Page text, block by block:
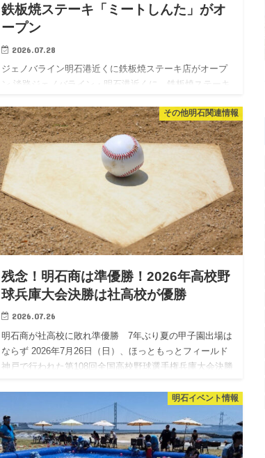
鉄板焼ステーキ「ミートしんた」がオ
ープン
2026.07.28
ジェノバライン明石港近くに鉄板焼ステーキ店がオープ
ン 淡路ジェノバライン・明石港近くに、鉄板焼ステーキ
るランチメニューの看板によると、黒毛和牛のステーキ
がライス・サラダ…
その他明石関連情報
残念！明石商は準優勝！2026年高校野
球兵庫大会決勝は社高校が優勝
2026.07.26
明石商が社高校に敗れ準優勝 7年ぶり夏の甲子園出場は
ならず 2026年7月26日（日）、ほっともっとフィールド
神戸で行われた第108回全国高校野球選手権兵庫大会決勝
明石イベント情報